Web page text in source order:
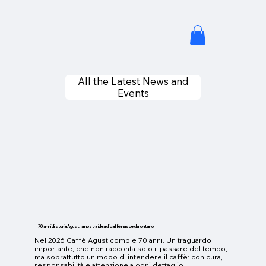
All the Latest News and
Events
70 anni di storia Agust: la nostra idea di caffè nasce da lontano
Nel 2026 Caffè Agust compie 70 anni. Un traguardo
importante, che non racconta solo il passare del tempo,
ma soprattutto un modo di intendere il caffè: con cura,